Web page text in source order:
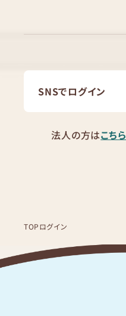
SNSでログイン
法人の方はこちら
TOPログイン